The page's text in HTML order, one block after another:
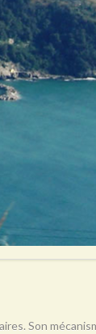
Son